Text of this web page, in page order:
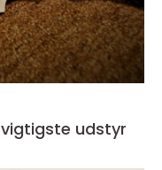
udstyr